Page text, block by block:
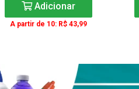
Adicionar
A partir de 10: R$ 43,99